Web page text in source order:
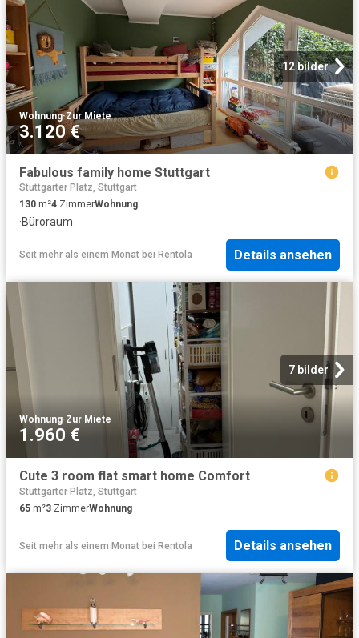
12 bilder
Wohnung·Zur Miete
3.120 €
Fabulous family home Stuttgart
Stuttgarter Platz, Stuttgart
130 m²4 ZimmerWohnung
·Büroraum
Seit mehr als einem Monat bei Rentola Details ansehen
7 bilder
Wohnung·Zur Miete
1.960 €
Cute 3 room flat smart home Comfort
Stuttgarter Platz, Stuttgart
65 m²3 ZimmerWohnung
Seit mehr als einem Monat bei Rentola Details ansehen